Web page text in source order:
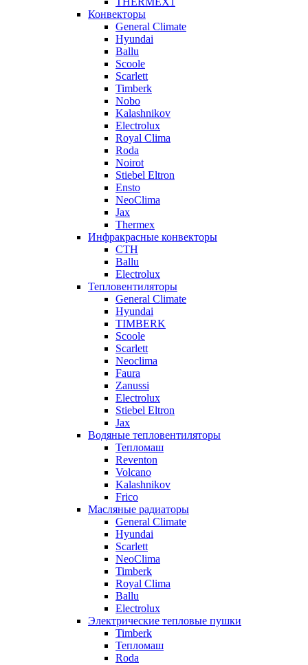
Конвекторы
General Climate
Hyundai
Ballu
Scoole
Scarlett
Timberk
Nobo
Kalashnikov
Electrolux
Royal Clima
Roda
Noirot
Stiebel Eltron
Ensto
NeoClima
Jax
Thermex
Инфракрасные конвекторы
CTH
Ballu
Electrolux
Тепловентиляторы
General Climate
Hyundai
TIMBERK
Scoole
Scarlett
Neoclima
Faura
Zanussi
Electrolux
Stiebel Eltron
Jax
Водяные тепловентиляторы
Тепломаш
Reventon
Volcano
Kalashnikov
Frico
Масляные радиаторы
General Climate
Hyundai
Scarlett
NeoClima
Timberk
Royal Clima
Ballu
Electrolux
Электрические тепловые пушки
Timberk
Тепломаш
Roda